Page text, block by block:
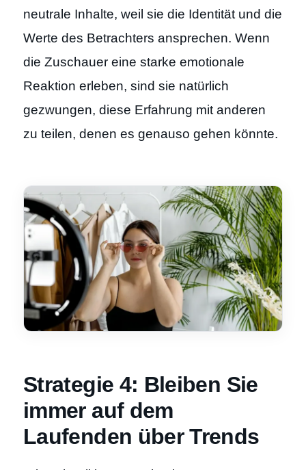
neutrale Inhalte, weil sie die Identität und die
Werte des Betrachters ansprechen. Wenn
die Zuschauer eine starke emotionale
Reaktion erleben, sind sie natürlich
gezwungen, diese Erfahrung mit anderen
zu teilen, denen es genauso gehen könnte.
Strategie 4: Bleiben Sie
immer auf dem
Laufenden über Trends